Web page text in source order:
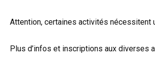
Attention, certaines activités nécessitent
Plus d’infos et inscriptions aux diverses